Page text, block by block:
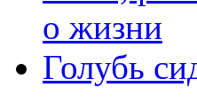
Голубь